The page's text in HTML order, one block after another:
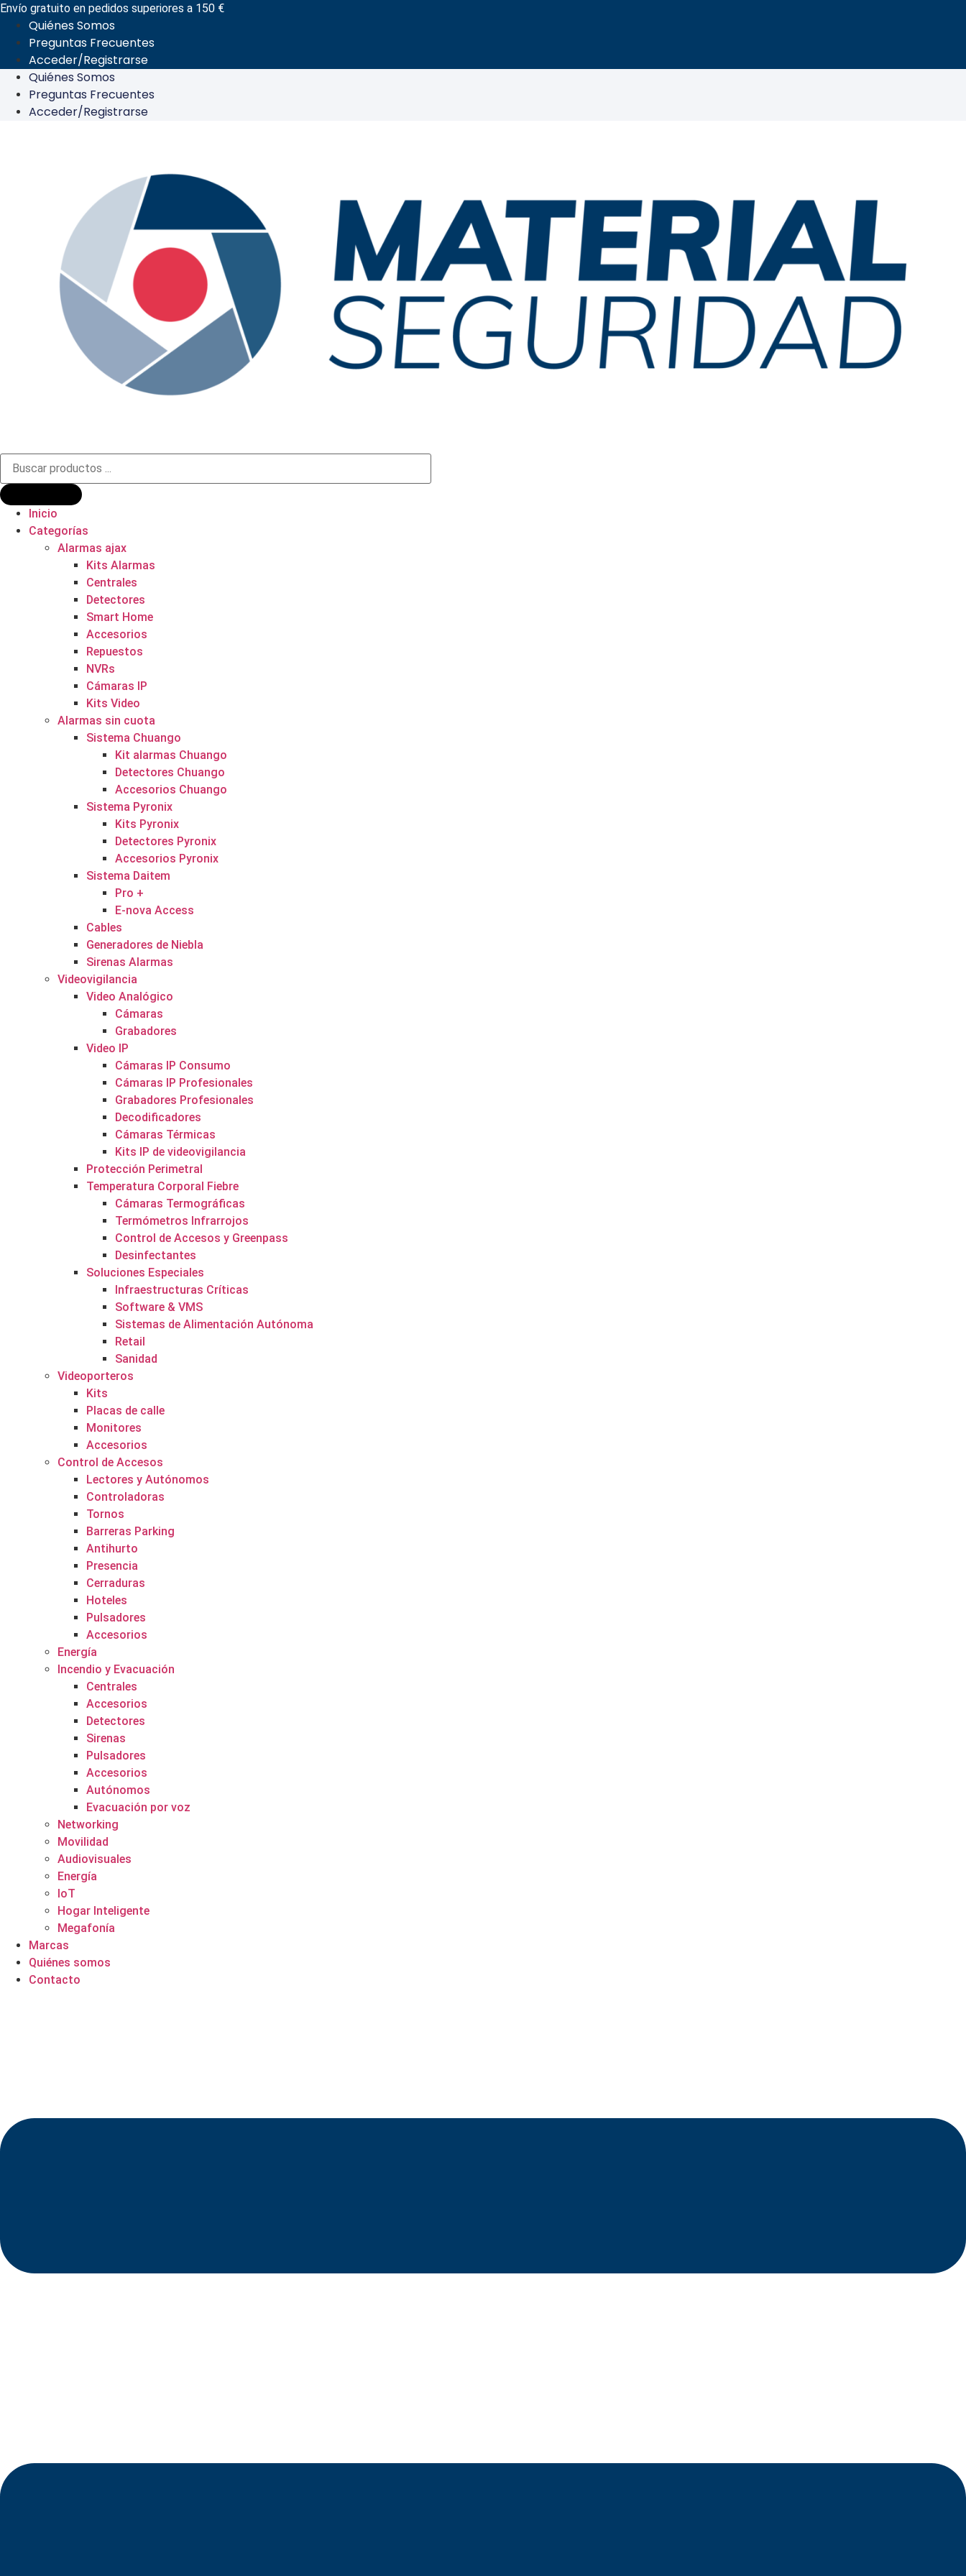
Ir
contenido
Envío gratuito en pedidos superiores a 150 €
Quiénes Somos
Preguntas Frecuentes
Acceder/Registrarse
Quiénes Somos
Preguntas Frecuentes
Acceder/Registrarse
Búsqueda
productos
Inicio
Categorías
Alarmas ajax
Kits Alarmas
Centrales
Detectores
Smart Home
Accesorios
Repuestos
NVRs
Cámaras IP
Kits Video
Alarmas sin cuota
Sistema Chuango
Kit alarmas Chuango
Detectores Chuango
Accesorios Chuango
Sistema Pyronix
Kits Pyronix
Detectores Pyronix
Accesorios Pyronix
Sistema Daitem
Pro +
E-nova Access
Cables
Generadores de Niebla
Sirenas Alarmas
Videovigilancia
Video Analógico
Cámaras
Grabadores
Video IP
Cámaras IP Consumo
Cámaras IP Profesionales
Grabadores Profesionales
Decodificadores
Cámaras Térmicas
Kits IP de videovigilancia
Protección Perimetral
Temperatura Corporal Fiebre
Cámaras Termográficas
Termómetros Infrarrojos
Control de Accesos y Greenpass
Desinfectantes
Soluciones Especiales
Infraestructuras Críticas
Software & VMS
Sistemas de Alimentación Autónoma
Retail
Sanidad
Videoporteros
Kits
Placas de calle
Monitores
Accesorios
Control de Accesos
Lectores y Autónomos
Controladoras
Tornos
Barreras Parking
Antihurto
Presencia
Cerraduras
Hoteles
Pulsadores
Accesorios
Energía
Incendio y Evacuación
Centrales
Accesorios
Detectores
Sirenas
Pulsadores
Accesorios
Autónomos
Evacuación por voz
Networking
Movilidad
Audiovisuales
Energía
IoT
Hogar Inteligente
Megafonía
Marcas
Quiénes somos
Contacto